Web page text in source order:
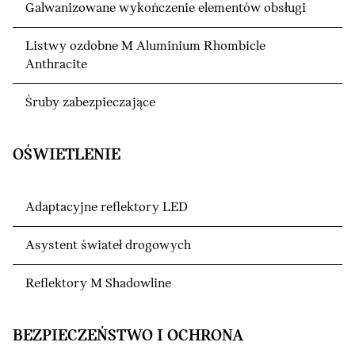
Galwanizowane wykończenie elementów obsługi
Listwy ozdobne M Aluminium Rhombicle
Anthracite
Śruby zabezpieczające
OŚWIETLENIE
Adaptacyjne reflektory LED
Asystent świateł drogowych
Reflektory M Shadowline
BEZPIECZEŃSTWO I OCHRONA